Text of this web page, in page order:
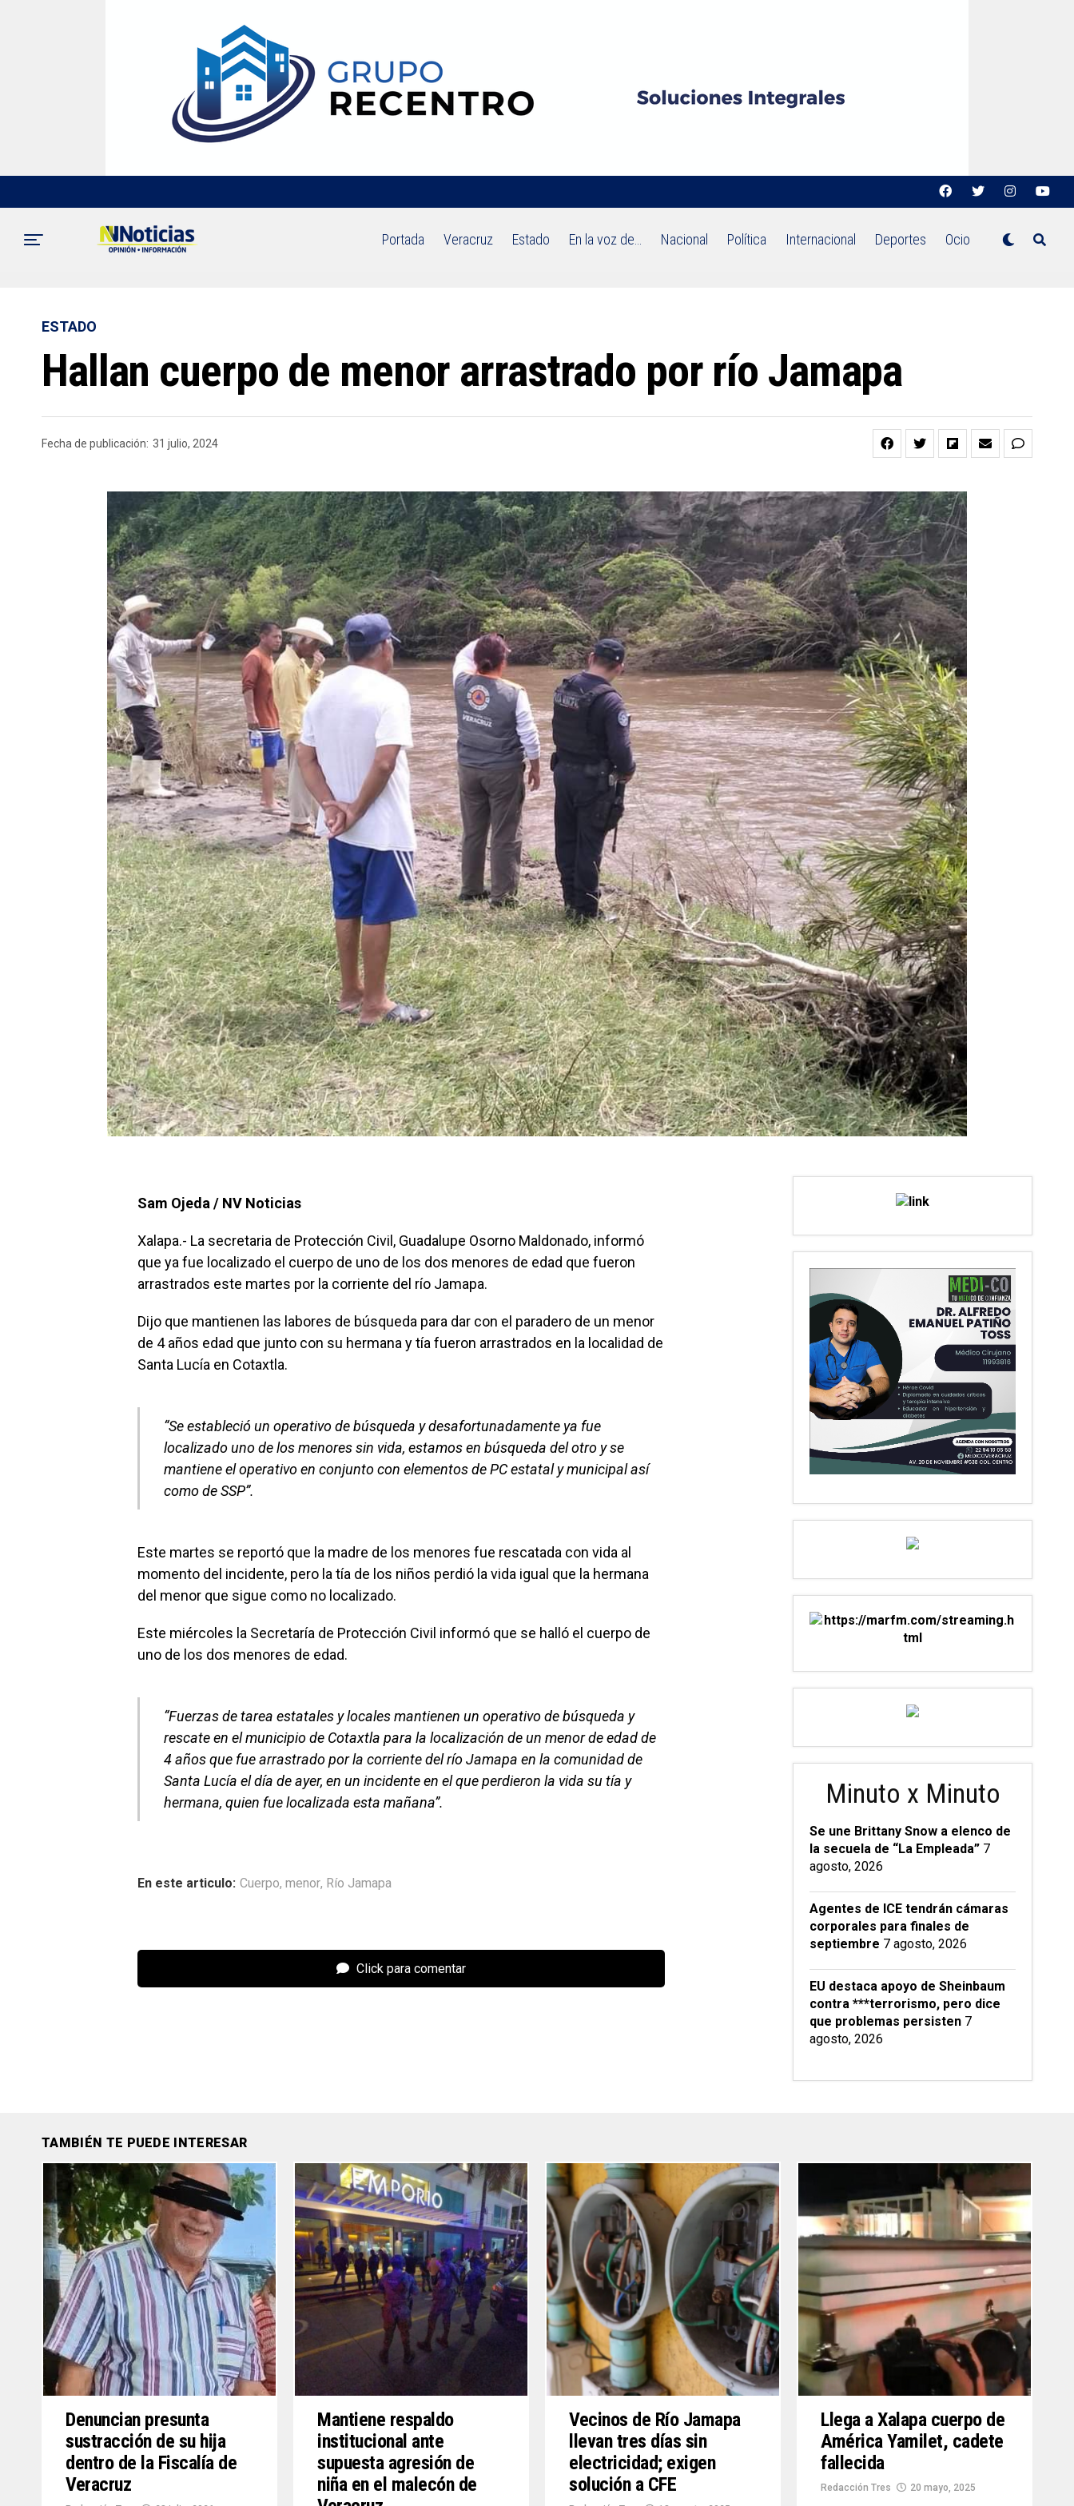
Portada Veracruz Estado En la voz de… Nacional Política Internacional Deportes Ocio
ESTADO
Hallan cuerpo de menor arrastrado por río Jamapa
Fecha de publicación: 31 julio, 2024
Sam Ojeda / NV Noticias
Xalapa.- La secretaria de Protección Civil, Guadalupe Osorno Maldonado, informó
que ya fue localizado el cuerpo de uno de los dos menores de edad que fueron
arrastrados este martes por la corriente del río Jamapa.
Dijo que mantienen las labores de búsqueda para dar con el paradero de un menor
de 4 años edad que junto con su hermana y tía fueron arrastrados en la localidad de
Santa Lucía en Cotaxtla.
“Se estableció un operativo de búsqueda y desafortunadamente ya fue
localizado uno de los menores sin vida, estamos en búsqueda del otro y se
mantiene el operativo en conjunto con elementos de PC estatal y municipal así
como de SSP”.
Este martes se reportó que la madre de los menores fue rescatada con vida al
momento del incidente, pero la tía de los niños perdió la vida igual que la hermana
del menor que sigue como no localizado.
Este miércoles la Secretaría de Protección Civil informó que se halló el cuerpo de
uno de los dos menores de edad.
“Fuerzas de tarea estatales y locales mantienen un operativo de búsqueda y
rescate en el municipio de Cotaxtla para la localización de un menor de edad de
4 años que fue arrastrado por la corriente del río Jamapa en la comunidad de
Santa Lucía el día de ayer, en un incidente en el que perdieron la vida su tía y
hermana, quien fue localizada esta mañana”.
En este articulo: Cuerpo, menor, Río Jamapa
Click para comentar
Minuto x Minuto
Se une Brittany Snow a elenco de
la secuela de “La Empleada” 7
agosto, 2026
Agentes de ICE tendrán cámaras
corporales para finales de
septiembre 7 agosto, 2026
EU destaca apoyo de Sheinbaum
contra ***terrorismo, pero dice
que problemas persisten 7
agosto, 2026
TAMBIÉN TE PUEDE INTERESAR
Denuncian presunta
sustracción de su hija
dentro de la Fiscalía de
Veracruz
Mantiene respaldo
institucional ante
supuesta agresión de
niña en el malecón de
Vecinos de Río Jamapa
llevan tres días sin
electricidad; exigen
solución a CFE
Llega a Xalapa cuerpo de
América Yamilet, cadete
fallecida
Redacción Tres 20 mayo, 2025